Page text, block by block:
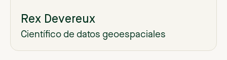
Rex Devereux
Científico de datos geoespaciales